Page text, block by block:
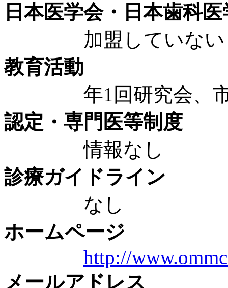
日本医学会・日本歯科
加盟していない
教育活動
年1回研究会、市
認定・専門医等制度
情報なし
診療ガイドライン
なし
ホームページ
http://
メールアドレス